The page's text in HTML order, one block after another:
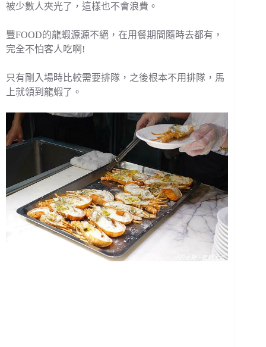
被少數人夾光了，這樣也不會浪費。
豐FOOD的龍蝦源源不絕，在用餐期間隨時去都有，
完全不怕客人吃啊!
只有剛入場時比較需要排隊，之後根本不用排隊，馬
上就領到龍蝦了。